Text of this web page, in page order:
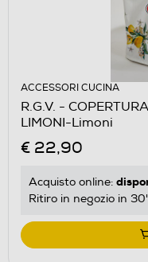
ACCESSORI CUCINA
R.G.V. -
LIMONI-Limoni
€ 22,90
Acquisto online:
Ritiro in negozio in